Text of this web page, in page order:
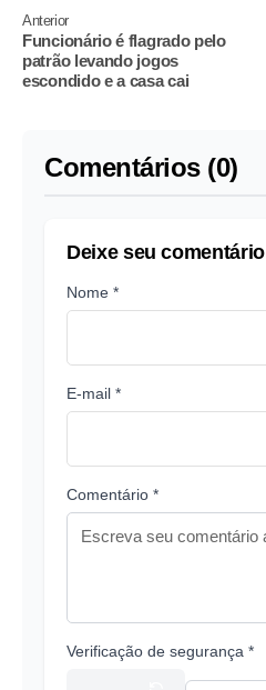
Anterior
Funcionário é flagrado pelo
patrão levando jogos
escondido e a casa cai
Comentários (0)
Deixe seu comentário
Nome *
E-mail *
Comentário *
Verificação de segurança *